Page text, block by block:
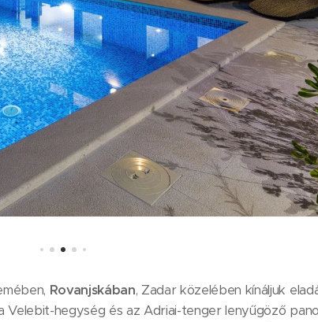
Rovanjskában, Zadar közelében kínáljuk
Velebit-hegység és az Adriai-tenger lenyűgöző